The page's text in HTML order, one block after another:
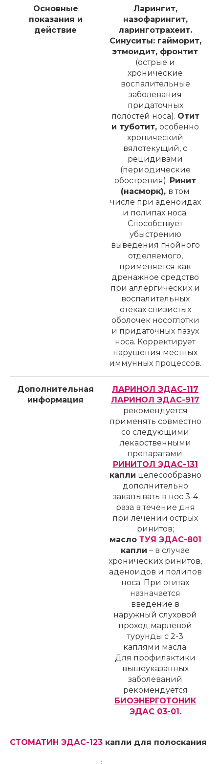
Основные
показания и
действие
Ларингит,
назофарингит,
ларинготрахеит.
Синуситы: гайморит,
этмоидит, фронтит
(острые и
хронические
воспалительные
заболевания
придаточных
полостей носа). Отит
и туботит, особенно
хронический
вялотекущий, с
рецидивами
(периодические
обострения). Ринит
(насморк), в том
числе при аденоидах
и полипах носа.
Способствует
убыстрению
выведения гнойного
отделяемого,
применяется как
дренажное средство
при аллергических и
воспалительных
отеках слизистых
оболочек носоглотки
и придаточных пазух
носа. Корректирует
нарушения местных
иммунных процессов.
Дополнительная
информация
ЛАРИНОЛ ЭДАС-117
ЛАРИНОЛ ЭДАС-917
рекомендуется
применять совместно
со следующими
лекарственными
препаратами:
РИНИТОЛ ЭДАС-131
капли целесообразно
дополнительно
закапывать в нос 3-4
раза в течение дня
при лечении острых
ринитов;
масло ТУЯ ЭДАС-801
капли – в случае
хронических ринитов,
аденоидов и полипов
носа. При отитах
назначается
введение в
наружный слуховой
проход марлевой
турунды с 2-3
каплями масла.
Для профилактики
вышеуказанных
заболеваний
рекомендуется
БИОЭНЕРГОТОНИК
ЭДАС 03-01.
СТОМАТИН ЭДАС-123 капли для полоскания